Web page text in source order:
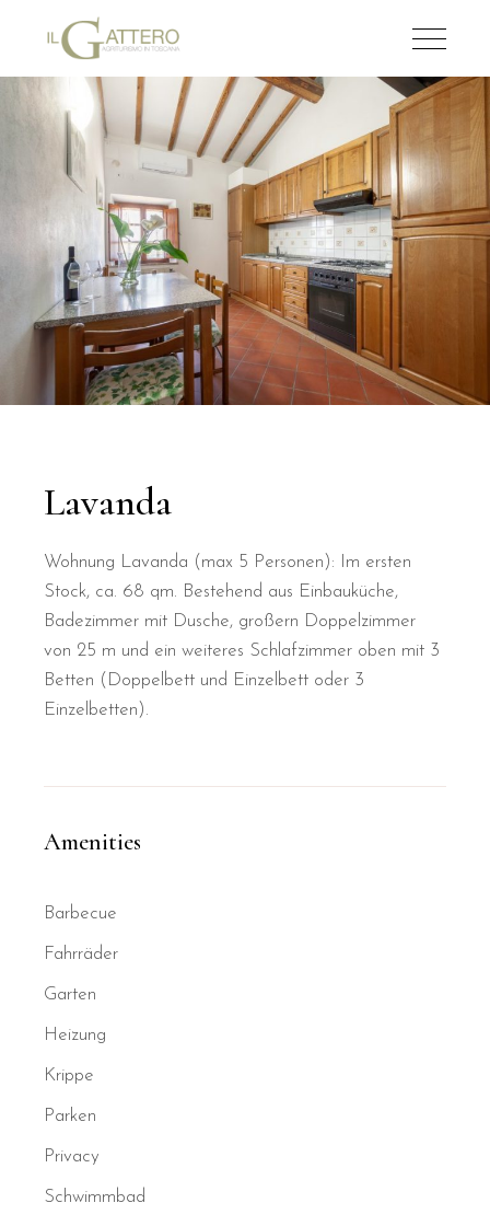
Lavanda
Wohnung Lavanda (max 5 Personen): Im ersten
Stock, ca. 68 qm. Bestehend aus Einbauküche,
Badezimmer mit Dusche, großern Doppelzimmer
von 25 m und ein weiteres Schlafzimmer oben mit 3
Betten (Doppelbett und Einzelbett oder 3
Einzelbetten).
Amenities
Barbecue
Fahrräder
Garten
Heizung
Krippe
Parken
Privacy
Schwimmbad